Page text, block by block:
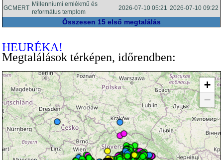
GCMERT
Millenniumi emlékmű és
református templom
2026-07-10 05:21 2026-07-10 09:22
Összesen 15 első megtalálás
HEURÉKA!
Megtalálások térképen, időrendben:
+
−